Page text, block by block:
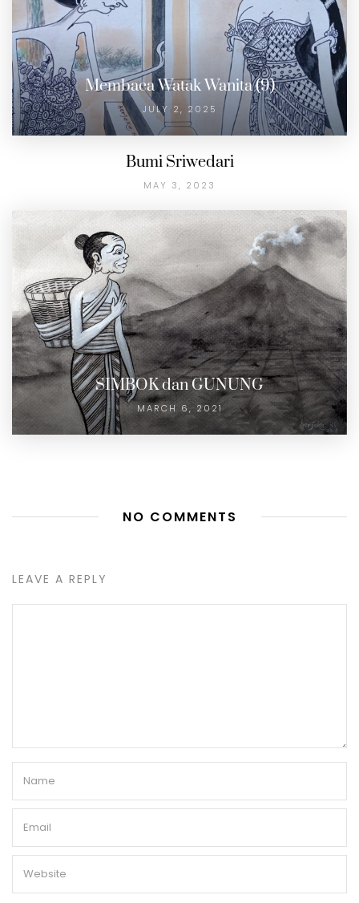
Membaca Watak Wanita (9)
JULY 2, 2025
Bumi Sriwedari
MAY 3, 2023
SIMBOK dan GUNUNG
MARCH 6, 2021
NO COMMENTS
LEAVE A REPLY